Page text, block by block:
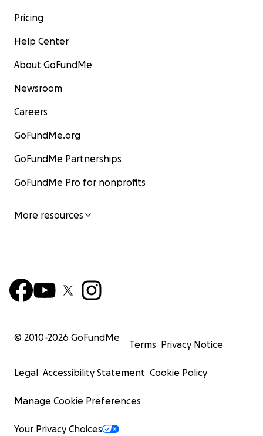
Pricing
Help Center
About GoFundMe
Newsroom
Careers
GoFundMe.org
GoFundMe Partnerships
GoFundMe Pro for nonprofits
More resources
© 2010-2026 GoFundMe
Terms Privacy Notice
Legal Accessibility Statement Cookie Policy
Manage Cookie Preferences
Your Privacy Choices